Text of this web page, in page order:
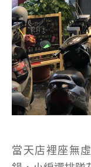
當天店裡座無